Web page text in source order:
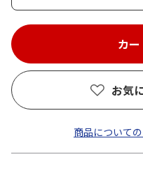
お気
商品について